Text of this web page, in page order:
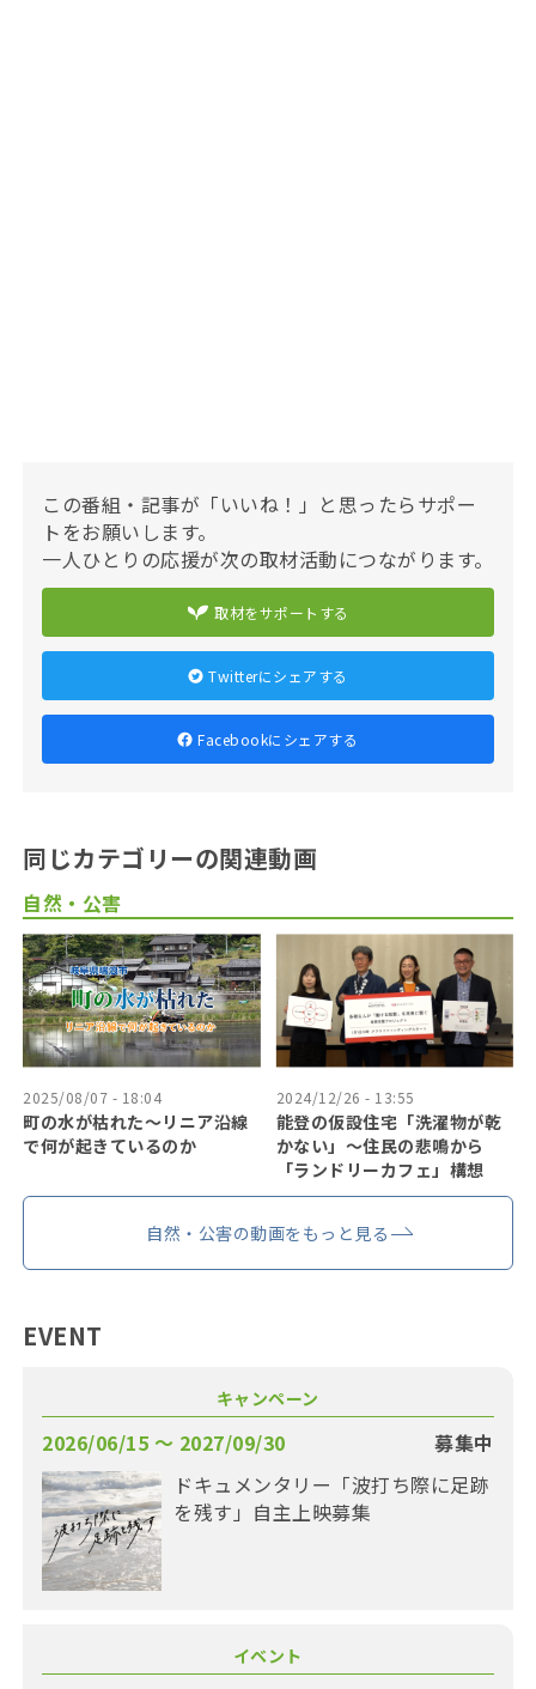
この番組・記事が「いいね！」と思ったらサポー
トをお願いします。
一人ひとりの応援が次の取材活動につながります。
取材をサポートする
Twitterにシェアする
Facebookにシェアする
同じカテゴリーの関連動画
自然・公害
2025/08/07 - 18:04
町の水が枯れた～リニア沿線
で何が起きているのか
2024/12/26 - 13:55
能登の仮設住宅「洗濯物が乾
かない」〜住民の悲鳴から
「ランドリーカフェ」構想
自然・公害の動画をもっと見る
EVENT
キャンペーン
2026/06/15 〜 2027/09/30
募集中
ドキュメンタリー「波打ち際に足跡
を残す」自主上映募集
イベント